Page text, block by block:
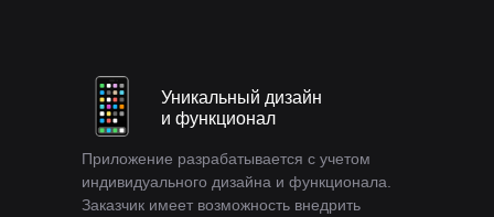
Уникальный дизайн
и функционал
Приложение разрабатывается с учетом
индивидуального дизайна и функционала.
Заказчик имеет возможность внедрить